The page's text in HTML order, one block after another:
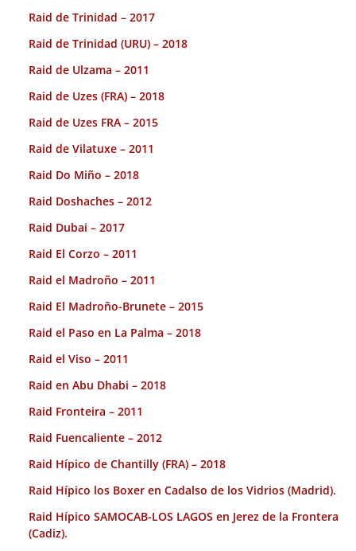
Raid de Trinidad – 2017
Raid de Trinidad (URU) – 2018
Raid de Ulzama – 2011
Raid de Uzes (FRA) – 2018
Raid de Uzes FRA – 2015
Raid de Vilatuxe – 2011
Raid Do Miño – 2018
Raid Doshaches – 2012
Raid Dubai – 2017
Raid El Corzo – 2011
Raid el Madroño – 2011
Raid El Madroño-Brunete – 2015
Raid el Paso en La Palma – 2018
Raid el Viso – 2011
Raid en Abu Dhabi – 2018
Raid Fronteira – 2011
Raid Fuencaliente – 2012
Raid Hípico de Chantilly (FRA) – 2018
Raid Hípico los Boxer en Cadalso de los Vidrios (Madrid).
Raid Hípico SAMOCAB-LOS LAGOS en Jerez de la Frontera
(Cadiz).